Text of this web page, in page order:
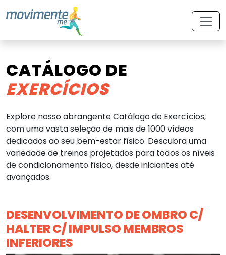
CATÁLOGO DE
EXERCÍCIOS
Explore nosso abrangente Catálogo de Exercícios,
com uma vasta seleção de mais de 1000 vídeos
dedicados ao seu bem-estar físico. Descubra uma
variedade de treinos projetados para todos os níveis
de condicionamento físico, desde iniciantes até
avançados.
DESENVOLVIMENTO DE OMBRO C/
HALTER C/ IMPULSO MEMBROS
INFERIORES